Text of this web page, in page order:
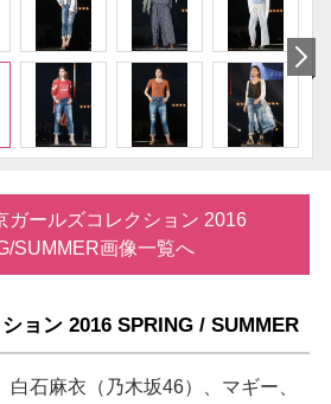
ガールズコレクション 2016
SUMMER画像一覧へ
ョン 2016 SPRING / SUMMER
石麻衣（乃木坂46）、マギー、